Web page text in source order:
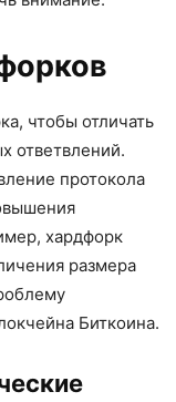
чтобы отличать
ответвлений.
протокола
хардфорк
размера
Биткоина.